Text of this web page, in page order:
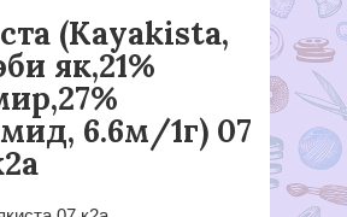
(Kayakista,
як,21%
6.6м/1г) 07